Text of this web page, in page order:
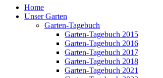
Home
Unser Garten
Garten-Tagebuch
Garten-Tagebuch 2015
Garten-Tagebuch 2016
Garten-Tagebuch 2017
Garten-Tagebuch 2018
Garten-Tagebuch 2021